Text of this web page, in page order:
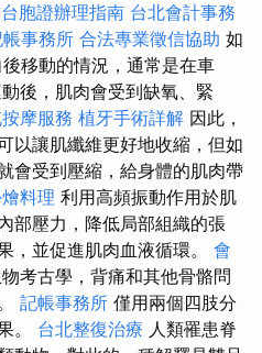
胞證辦理指南 台北會計事務
事務所 合法專業徵信協助 如
移動的情況，通常是在車
後，肌肉會受到缺氧、緊
摩服務 植牙手術詳解 因此，
以讓肌纖維更好地收縮，但如
會受到壓縮，給身體的肌肉帶
料理 利用高頻振動作用於肌
部壓力，降低局部組織的張
，並促進肌肉血液循環。 會
考古學，背痛和其他骨骼問
記帳事務所 僅用兩個四肢分
。 台北整復治療 人類罹患脊